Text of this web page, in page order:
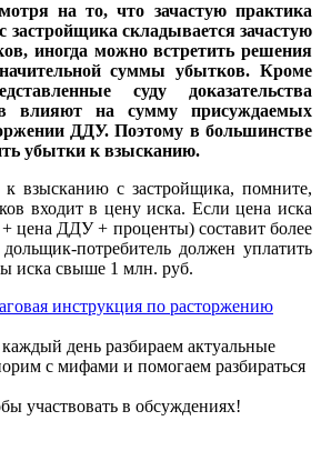
на то, что зачастую практика
застройщика складывается зачастую
иногда можно встретить решения
суммы убытков. Кроме
суду доказательства
влияют на сумму присуждаемых
ДДУ. Поэтому в большинстве
убытки к взысканию.
к взысканию с застройщика, помните,
входит в цену иска. Если цена иска
цена ДДУ + проценты) составит более
потребитель должен уплатить
иска свыше 1 млн. руб.
инструкция по расторжению
день разбираем актуальные
с мифами и помогаем разбираться
участвовать в обсуждениях!